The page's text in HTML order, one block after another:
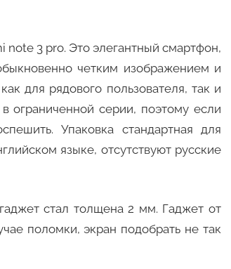
3 pro. Это элегантный смартфон,
четким изображением и
для рядового пользователя, так и
ограниченной серии, поэтому если
Упаковка стандартная для
языке, отсутствуют русские
стал толщена 2 мм. Гаджет от
поломки, экран подобрать не так